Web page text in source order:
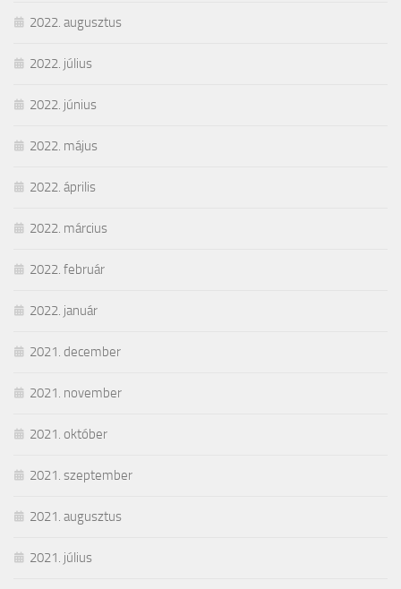
2022. augusztus
2022. július
2022. június
2022. május
2022. április
2022. március
2022. február
2022. január
2021. december
2021. november
2021. október
2021. szeptember
2021. augusztus
2021. július